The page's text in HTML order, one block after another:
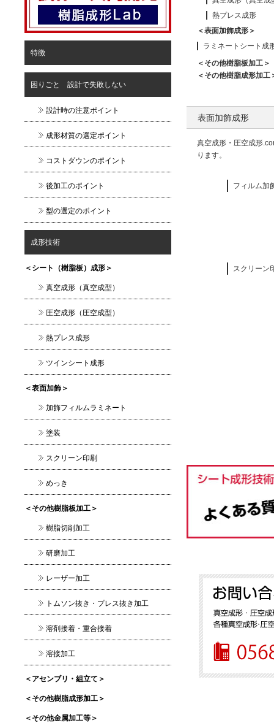
熱プレス成形
＜表面加飾成形＞
ラミネートシート成
＜その他樹脂板加工＞
＜その他樹脂成形加工
表面加飾成形
真空成形・圧空成形
ります。
フィルム加
スクリーン
特徴
困りごと 設計で失敗しない
設計時の注意ポイント
成形材質の選定ポイント
コストダウンのポイント
後加工のポイント
型の選定のポイント
成形技術
＜シート（樹脂板）成形＞
真空成形（真空成型）
圧空成形（圧空成型）
熱プレス成形
ツインシート成形
＜表面加飾＞
加飾フィルムラミネート
塗装
スクリーン印刷
めっき
＜その他樹脂板加工＞
樹脂切削加工
研磨加工
レーザー加工
トムソン抜き・プレス抜き加工
溶剤接着・重合接着
溶接加工
＜アセンブリ・組立て＞
＜その他樹脂成形加工＞
＜その他金属加工等＞